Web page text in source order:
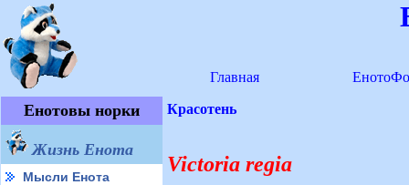
Главная
Енотовы норки
Жизнь Енота
Мысли Енота
Красотень
Victoria regia